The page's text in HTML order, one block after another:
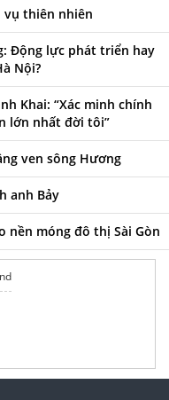
vụ thiên nhiên
Động lực phát triển hay
Nội?
Khai: “Xác minh chính
lớn nhất đời tôi”
ven sông Hương
anh Bảy
nền móng đô thị Sài Gòn